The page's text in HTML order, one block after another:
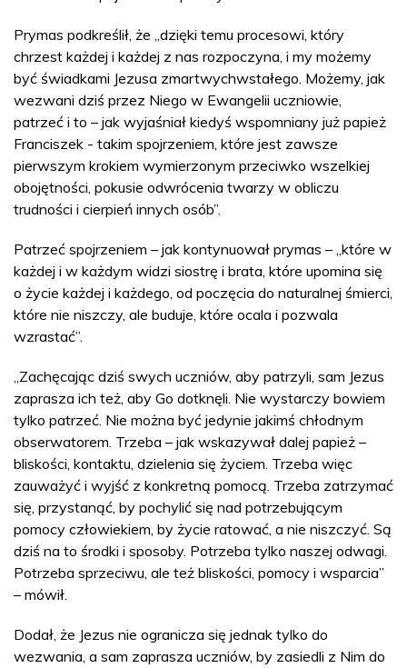
Prymas podkreślił, że „dzięki temu procesowi, który
chrzest każdej i każdej z nas rozpoczyna, i my możemy
być świadkami Jezusa zmartwychwstałego. Możemy, jak
wezwani dziś przez Niego w Ewangelii uczniowie,
patrzeć i to – jak wyjaśniał kiedyś wspomniany już papież
Franciszek - takim spojrzeniem, które jest zawsze
pierwszym krokiem wymierzonym przeciwko wszelkiej
obojętności, pokusie odwrócenia twarzy w obliczu
trudności i cierpień innych osób”.
Patrzeć spojrzeniem – jak kontynuował prymas – „które w
każdej i w każdym widzi siostrę i brata, które upomina się
o życie każdej i każdego, od poczęcia do naturalnej śmierci,
które nie niszczy, ale buduje, które ocala i pozwala
wzrastać”.
„Zachęcając dziś swych uczniów, aby patrzyli, sam Jezus
zaprasza ich też, aby Go dotknęli. Nie wystarczy bowiem
tylko patrzeć. Nie można być jedynie jakimś chłodnym
obserwatorem. Trzeba – jak wskazywał dalej papież –
bliskości, kontaktu, dzielenia się życiem. Trzeba więc
zauważyć i wyjść z konkretną pomocą. Trzeba zatrzymać
się, przystanąć, by pochylić się nad potrzebującym
pomocy człowiekiem, by życie ratować, a nie niszczyć. Są
dziś na to środki i sposoby. Potrzeba tylko naszej odwagi.
Potrzeba sprzeciwu, ale też bliskości, pomocy i wsparcia”
– mówił.
Dodał, że Jezus nie ogranicza się jednak tylko do
wezwania, a sam zaprasza uczniów, by zasiedli z Nim do